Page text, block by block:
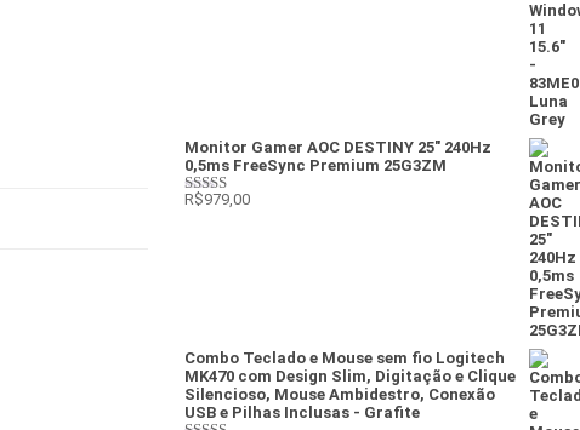
Monitor Gamer AOC DESTINY 25" 240Hz
0,5ms FreeSync Premium 25G3ZM
Avaliação
R$979,00
Combo Teclado e Mouse sem fio Logitech
MK470 com Design Slim, Digitação e Clique
Silencioso, Mouse Ambidestro, Conexão
USB e Pilhas Inclusas - Grafite